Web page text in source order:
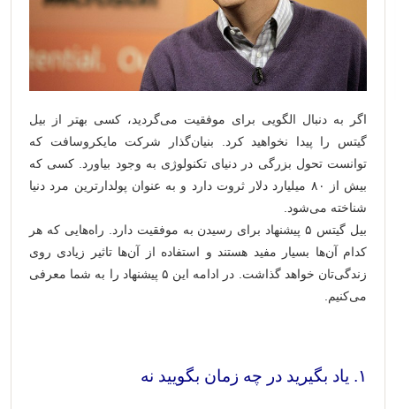
اگر به دنبال الگویی برای موفقیت می‌گردید، کسی بهتر از بیل
گیتس را پیدا نخواهید کرد. بنیان‌گذار شرکت مایکروسافت که
توانست تحول بزرگی در دنیای تکنولوژی به وجود بیاورد. کسی که
بیش از ۸۰ میلیارد دلار ثروت دارد و به عنوان پولدارترین مرد دنیا
شناخته می‌شود.
بیل گیتس ۵ پیشنهاد برای رسیدن به موفقیت دارد. راه‌هایی که هر
کدام آن‌ها بسیار مفید هستند و استفاده از آن‌ها تاثیر زیادی روی
زندگی‌تان خواهد گذاشت. در ادامه این ۵ پیشنهاد را به شما معرفی
می‌کنیم.
۱. یاد بگیرید در چه زمان بگویید نه